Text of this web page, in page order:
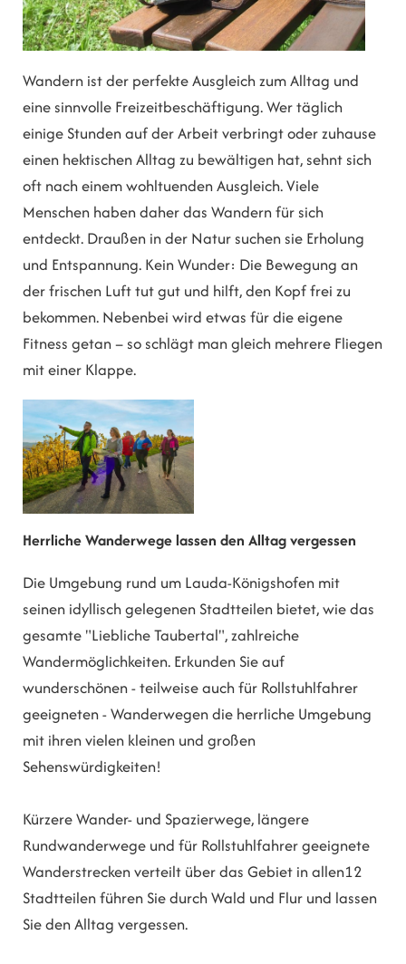
Wandern ist der perfekte Ausgleich zum Alltag und
eine sinnvolle Freizeitbeschäftigung. Wer täglich
einige Stunden auf der Arbeit verbringt oder zuhause
einen hektischen Alltag zu bewältigen hat, sehnt sich
oft nach einem wohltuenden Ausgleich. Viele
Menschen haben daher das Wandern für sich
entdeckt. Draußen in der Natur suchen sie Erholung
und Entspannung. Kein Wunder: Die Bewegung an
der frischen Luft tut gut und hilft, den Kopf frei zu
bekommen. Nebenbei wird etwas für die eigene
Fitness getan – so schlägt man gleich mehrere Fliegen
mit einer Klappe.
Herrliche Wanderwege lassen den Alltag vergessen
Die Umgebung rund um Lauda-Königshofen mit
seinen idyllisch gelegenen Stadtteilen bietet, wie das
gesamte "Liebliche Taubertal", zahlreiche
Wandermöglichkeiten. Erkunden Sie auf
wunderschönen - teilweise auch für Rollstuhlfahrer
geeigneten - Wanderwegen die herrliche Umgebung
mit ihren vielen kleinen und großen
Sehenswürdigkeiten!
Kürzere Wander- und Spazierwege, längere
Rundwanderwege und für Rollstuhlfahrer geeignete
Wanderstrecken verteilt über das Gebiet in allen12
Stadtteilen führen Sie durch Wald und Flur und lassen
Sie den Alltag vergessen.